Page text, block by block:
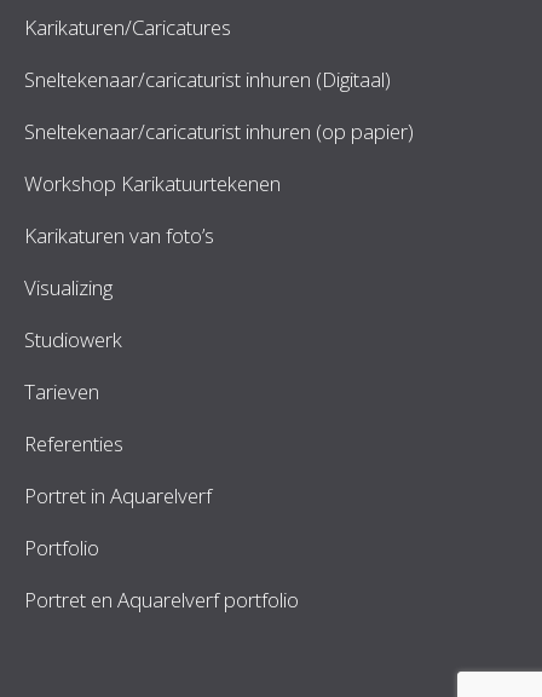
Karikaturen/Caricatures
Sneltekenaar/caricaturist inhuren (Digitaal)
Sneltekenaar/caricaturist inhuren (op papier)
Workshop Karikatuurtekenen
Karikaturen van foto’s
Visualizing
Studiowerk
Tarieven
Referenties
Portret in Aquarelverf
Portfolio
Portret en Aquarelverf portfolio